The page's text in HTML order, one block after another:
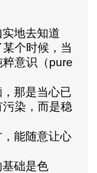
地去知道
某个时候，当
粹意识 （pure
那是当心已
染，而是稳
能随意让心
础是色